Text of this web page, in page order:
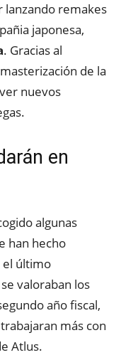
lanzando remakes
japonesa,
. Gracias al
de la
nuevos
en
algunas
han hecho
el último
valoraban los
año fiscal,
más con
Atlus.